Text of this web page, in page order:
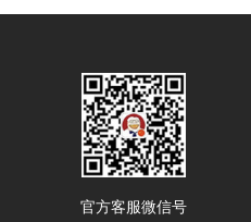
官方客服微信号